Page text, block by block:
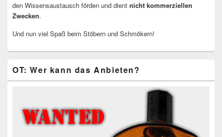
den Wissensaustausch förden und dient nicht kommerziellen
Zwecken.
Und nun viel Spaß beim Stöbern und Schmökern!
OT: Wer kann das Anbieten?